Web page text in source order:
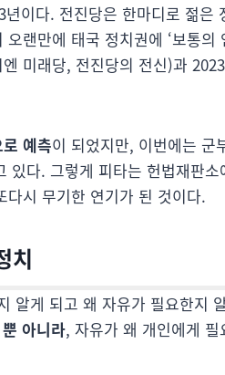
이다. 전진당은 한마디로 젊은
랜만에 태국 정치권에 ‘보통의
미래당, 전진당의 전신)과
예측이 되었지만, 이번에는 군
다. 그렇게 피타는 헌법재판
시 무기한 연기가 된 것이다.
치
알게 되고 왜 자유가 필요한지
아니라, 자유가 왜 개인에게 필